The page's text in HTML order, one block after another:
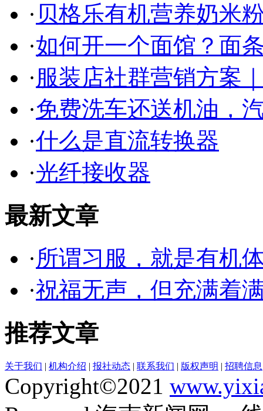
· 贝格乐有机营养奶米
·如何开一个面馆？面
·服装店社群营销方案
·免费洗车还送机油，
·什么是直流转换器
·光纤接收器
最新文章
·所谓习服，就是有机
·祝福无声，但充满着
推荐文章
关于我们 | 机构介绍 | 报社动态 | 联系我们 | 版权声明 | 招聘信息
Copyright©2021